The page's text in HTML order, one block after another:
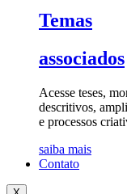
Temas
associados
Acesse teses,
descritivos,
e processos
saiba mais
Contato